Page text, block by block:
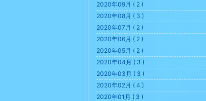
2020年09月 ( 2 )
2020年08月 ( 3 )
2020年07月 ( 2 )
2020年06月 ( 2 )
2020年05月 ( 2 )
2020年04月 ( 3 )
2020年03月 ( 3 )
2020年02月 ( 4 )
2020年01月 ( 3 )